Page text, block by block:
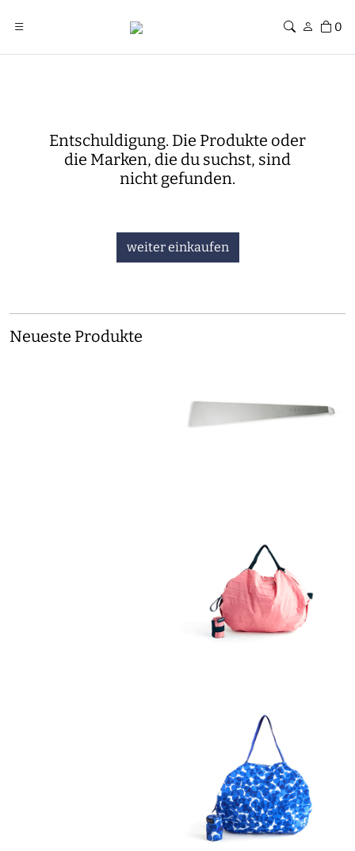
0
Entschuldigung. Die Produkte oder
die Marken, die du suchst, sind
nicht gefunden.
weiter einkaufen
Neueste Produkte